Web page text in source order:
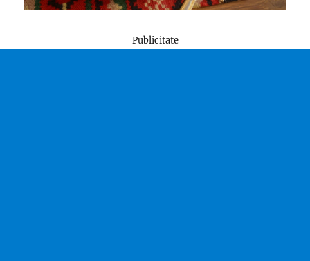
Publicitate